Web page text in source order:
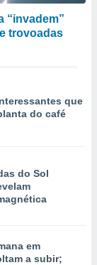
“invadem”
trovoadas
que
do café
do Sol
em
a subir;